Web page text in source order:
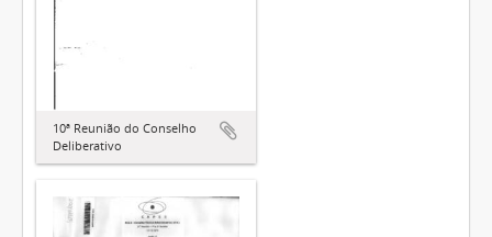
10ª Reunião do Conselho
Deliberativo